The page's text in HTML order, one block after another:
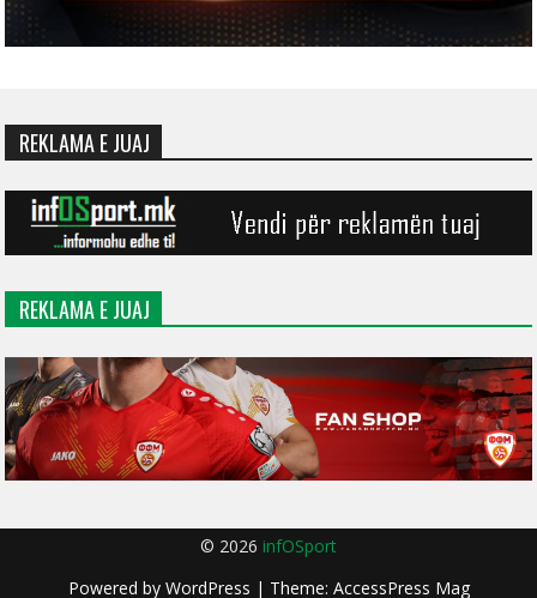
REKLAMA E JUAJ
REKLAMA E JUAJ
© 2026 infOSport
Powered by WordPress | Theme: AccessPress Mag